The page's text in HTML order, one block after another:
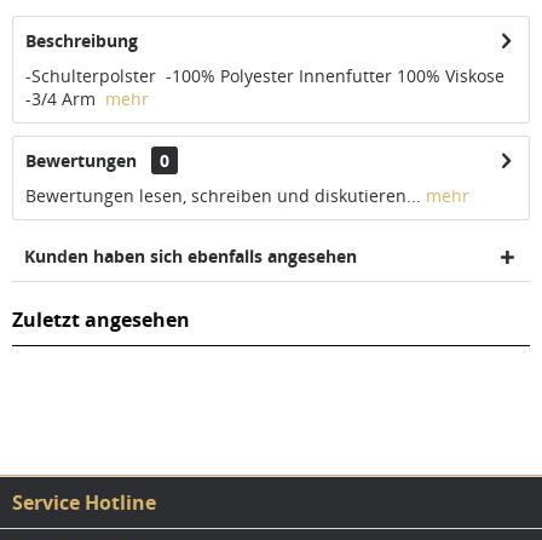
Beschreibung
-Schulterpolster -100% Polyester Innenfutter 100% Viskose
-3/4 Arm mehr
Bewertungen
0
Bewertungen lesen, schreiben und diskutieren... mehr
Kunden haben sich ebenfalls angesehen
Zuletzt angesehen
Service Hotline